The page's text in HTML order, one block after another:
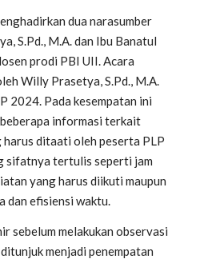
dua narasumber
S.Pd., M.A. dan Ibu Banatul
prodi PBI UII. Acara
Willy Prasetya, S.Pd., M.A.
2024. Pada kesempatan ini
informasi terkait
ditaati oleh peserta PLP
sifatnya tertulis seperti jam
yang harus diikuti maupun
dan efisiensi waktu.
sebelum melakukan observasi
menjadi penempatan